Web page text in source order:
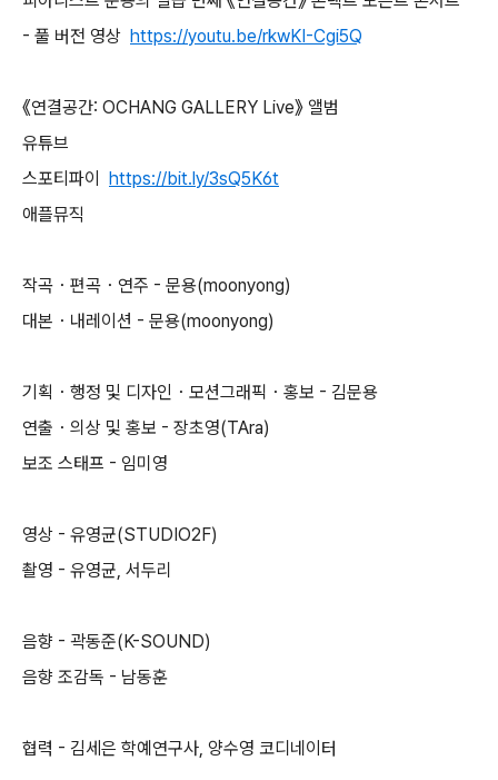
- 풀 버전 영상 https://youtu.be/rkwKI-Cgi5Q
《연결공간: OCHANG GALLERY Live》 앨범
유튜브
스포티파이 https://bit.ly/3sQ5K6t
애플뮤직
작곡・편곡・연주 - 문용(moonyong)
대본・내레이션 - 문용(moonyong)
기획・행정 및 디자인・모션그래픽・홍보 - 김문용
연출・의상 및 홍보 - 장초영(TAra)
보조 스태프 - 임미영
영상 - 유영균(STUDIO2F)
촬영 - 유영균, 서두리
음향 - 곽동준(K-SOUND)
음향 조감독 - 남동훈
협력 - 김세은 학예연구사, 양수영 코디네이터